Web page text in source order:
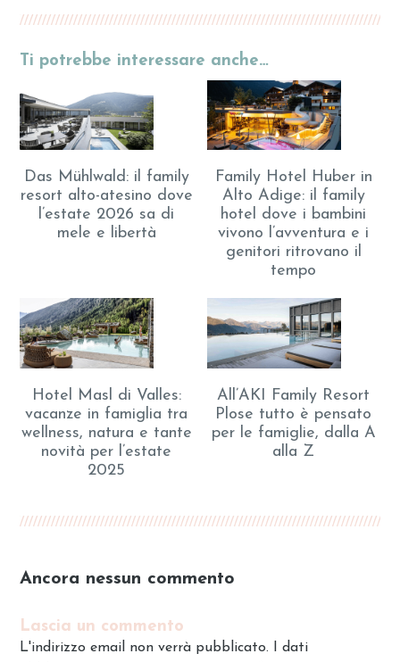
Ti potrebbe interessare anche…
Das Mühlwald: il family
resort alto-atesino dove
l’estate 2026 sa di
mele e libertà
Family Hotel Huber in
Alto Adige: il family
hotel dove i bambini
vivono l’avventura e i
genitori ritrovano il
tempo
Hotel Masl di Valles:
vacanze in famiglia tra
wellness, natura e tante
novità per l’estate
2025
All’AKI Family Resort
Plose tutto è pensato
per le famiglie, dalla A
alla Z
Ancora nessun commento
Lascia un commento
L'indirizzo email non verrà pubblicato. I dati